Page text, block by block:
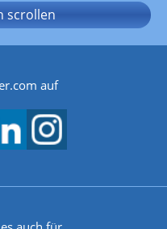
scrollen
auf